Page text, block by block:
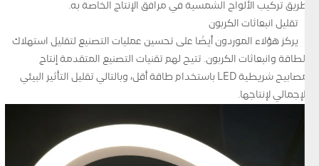
طريق تركيب الألواح الشمسية في مرافق الإنتاج الخاصة به.
تقليل انبعاثات الكربون
يركز هؤلاء الموردون أيضًا على تحسين عمليات التصنيع لتقليل استهلاك
الطاقة وانبعاثات الكربون. تتيح لهم تقنيات التصنيع المتقدمة إنتاج
مصابيح شريطية LED باستخدام طاقة أقل، وبالتالي تقليل التأثير البيئي
الإجمالي لإنتاجها.